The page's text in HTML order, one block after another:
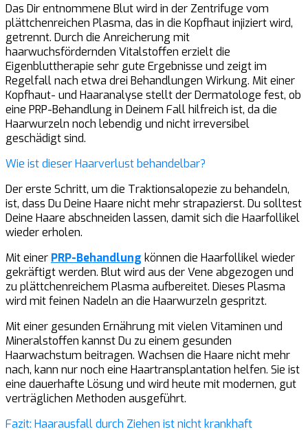
Das Dir entnommene Blut wird in der Zentrifuge vom
plättchenreichen Plasma, das in die Kopfhaut injiziert wird,
getrennt. Durch die Anreicherung mit
haarwuchsfördernden Vitalstoffen erzielt die
Eigenbluttherapie sehr gute Ergebnisse und zeigt im
Regelfall nach etwa drei Behandlungen Wirkung. Mit einer
Kopfhaut- und Haaranalyse stellt der Dermatologe fest, ob
eine PRP-Behandlung in Deinem Fall hilfreich ist, da die
Haarwurzeln noch lebendig und nicht irreversibel
geschädigt sind.
Wie ist dieser Haarverlust behandelbar?
Der erste Schritt, um die Traktionsalopezie zu behandeln,
ist, dass Du Deine Haare nicht mehr strapazierst. Du solltest
Deine Haare abschneiden lassen, damit sich die Haarfollikel
wieder erholen.
Mit einer PRP-Behandlung können die Haarfollikel wieder
gekräftigt werden. Blut wird aus der Vene abgezogen und
zu plättchenreichem Plasma aufbereitet. Dieses Plasma
wird mit feinen Nadeln an die Haarwurzeln gespritzt.
Mit einer gesunden Ernährung mit vielen Vitaminen und
Mineralstoffen kannst Du zu einem gesunden
Haarwachstum beitragen. Wachsen die Haare nicht mehr
nach, kann nur noch eine Haartransplantation helfen. Sie ist
eine dauerhafte Lösung und wird heute mit modernen, gut
verträglichen Methoden ausgeführt.
Fazit: Haarausfall durch Ziehen ist nicht krankhaft